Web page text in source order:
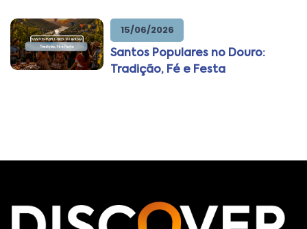
15/06/2026
Santos Populares no Douro:
Tradição, Fé e Festa